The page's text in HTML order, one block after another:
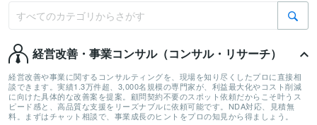
経営改善・事業コンサル（コンサル・リサーチ）
経営改善や事業に関するコンサルティングを、現場を知り尽くしたプロに直接相
談できます。実績1.3万件超、3,000名規模の専門家が、利益最大化やコスト削減
に向けた具体的な改善案を提案。顧問契約不要のスポット依頼だからこそ叶うス
ピード感と、高品質な支援をリーズナブルに依頼可能です。NDA対応、見積無
料。まずはチャット相談で、事業成長のヒントをプロの知見から得ましょう。